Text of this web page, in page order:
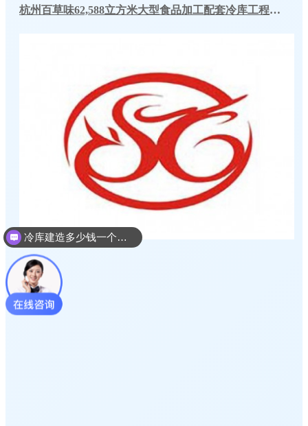
杭州百草味62,588立方米大型食品加工配套冷库工程案例
冷库建造多少钱一个平方